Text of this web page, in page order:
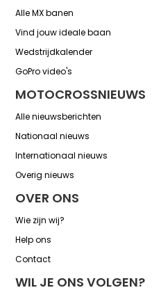
Alle MX banen
Vind jouw ideale baan
Wedstrijdkalender
GoPro video's
MOTOCROSSNIEUWS
Alle nieuwsberichten
Nationaal nieuws
Internationaal nieuws
Overig nieuws
OVER ONS
Wie zijn wij?
Help ons
Contact
WIL JE ONS VOLGEN?